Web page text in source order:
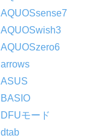
AQUOSsense7
AQUOSwish3
AQUOSzero6
arrows
ASUS
BASIO
DFUモード
dtab